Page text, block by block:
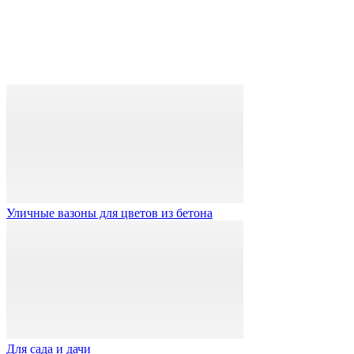
Уличные вазоны для цветов из бетона
Для сада и дачи